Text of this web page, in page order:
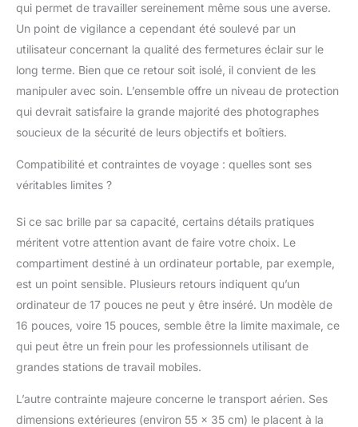
qui permet de travailler sereinement même sous une averse.
Un point de vigilance a cependant été soulevé par un
utilisateur concernant la qualité des fermetures éclair sur le
long terme. Bien que ce retour soit isolé, il convient de les
manipuler avec soin. L’ensemble offre un niveau de protection
qui devrait satisfaire la grande majorité des photographes
soucieux de la sécurité de leurs objectifs et boîtiers.
Compatibilité et contraintes de voyage : quelles sont ses
véritables limites ?
Si ce sac brille par sa capacité, certains détails pratiques
méritent votre attention avant de faire votre choix. Le
compartiment destiné à un ordinateur portable, par exemple,
est un point sensible. Plusieurs retours indiquent qu’un
ordinateur de 17 pouces ne peut y être inséré. Un modèle de
16 pouces, voire 15 pouces, semble être la limite maximale, ce
qui peut être un frein pour les professionnels utilisant de
grandes stations de travail mobiles.
L’autre contrainte majeure concerne le transport aérien. Ses
dimensions extérieures (environ 55 x 35 cm) le placent à la